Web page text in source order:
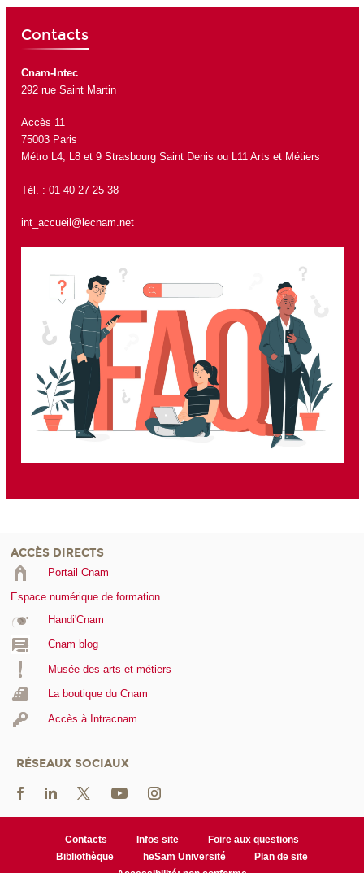
Contacts
Cnam-Intec
292 rue Saint Martin
Accès 11
75003 Paris
Métro L4, L8 et 9 Strasbourg Saint Denis ou L11 Arts et Métiers
Tél. : 01 40 27 25 38
int_accueil@lecnam.net
ACCÈS DIRECTS
Portail Cnam
Espace numérique de formation
Handi'Cnam
Cnam blog
Musée des arts et métiers
La boutique du Cnam
Accès à Intracnam
RÉSEAUX SOCIAUX
Contacts Infos site
Foire aux questions
Bibliothèque
heSam Université
Plan de site